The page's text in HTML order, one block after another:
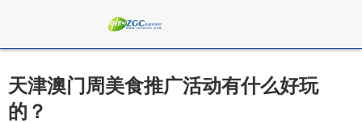
天津澳门周美食推广活动有什么好玩
的？